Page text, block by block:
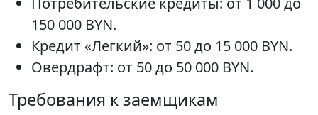
150 000 BYN.
Кредит «Легкий»: от 50 до 15 000 BYN.
Овердрафт: от 50 до 50 000 BYN.
Требования к заемщикам